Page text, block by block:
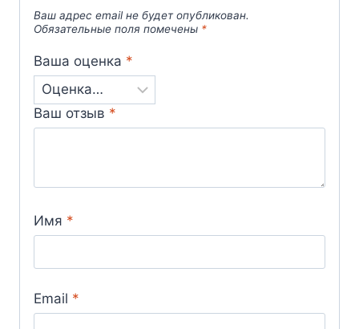
Ваш адрес email не будет опубликован.
Обязательные поля помечены *
Ваша оценка *
Ваш отзыв *
Имя *
Email *